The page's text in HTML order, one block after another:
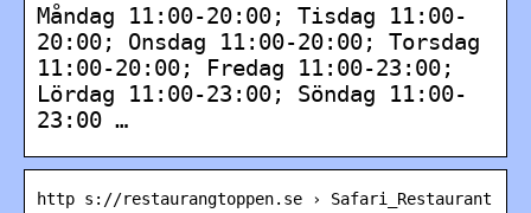
Måndag 11:00-20:00; Tisdag 11:00-
20:00; Onsdag 11:00-20:00; Torsdag
11:00-20:00; Fredag 11:00-23:00;
Lördag 11:00-23:00; Söndag 11:00-
23:00 …
http s://restaurangtoppen.se › Safari_Restaurant